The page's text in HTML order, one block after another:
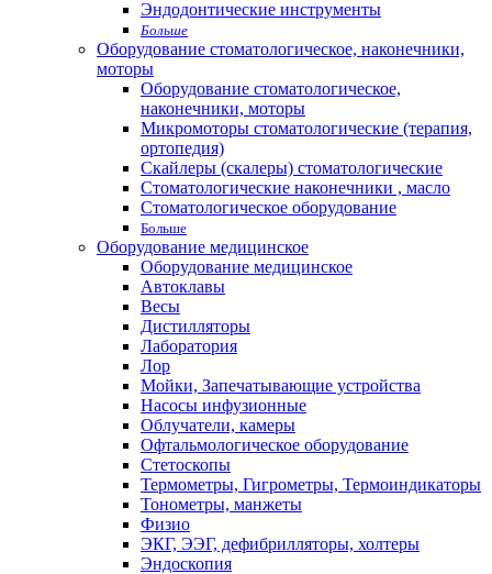
Эндодонтические инструменты
Больше
Оборудование стоматологическое, наконечники,
моторы
Оборудование стоматологическое,
наконечники, моторы
Микромоторы стоматологические (терапия,
ортопедия)
Скайлеры (скалеры) стоматологические
Стоматологические наконечники , масло
Стоматологическое оборудование
Больше
Оборудование медицинское
Оборудование медицинское
Автоклавы
Весы
Дистилляторы
Лаборатория
Лор
Мойки, Запечатывающие устройства
Насосы инфузионные
Облучатели, камеры
Офтальмологическое оборудование
Стетоскопы
Термометры, Гигрометры, Термоиндикаторы
Тонометры, манжеты
Физио
ЭКГ, ЭЭГ, дефибрилляторы, холтеры
Эндоскопия